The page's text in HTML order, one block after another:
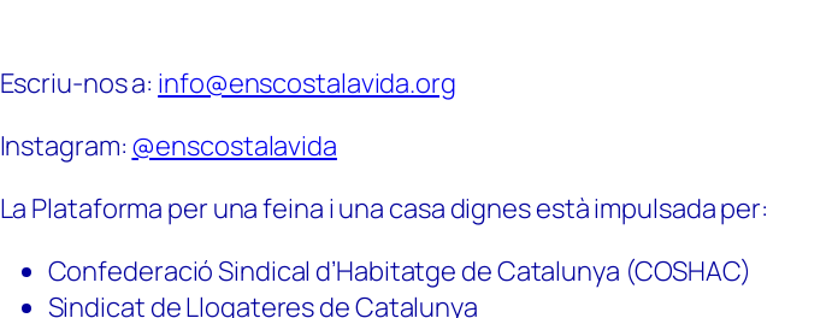
Escriu-nos a: info@enscostalavida.org
Instagram: @enscostalavida
La Plataforma per una feina i una casa dignes està impulsada per:
Confederació Sindical d’Habitatge de Catalunya (COSHAC)
Sindicat de Llogateres de Catalunya